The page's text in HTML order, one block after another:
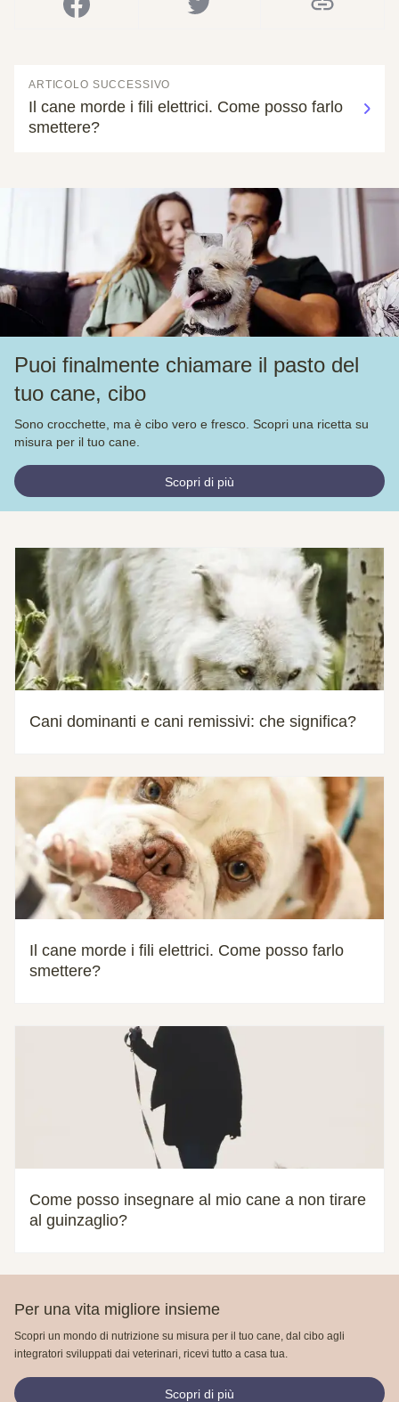
ARTICOLO SUCCESSIVO
Il cane morde i fili elettrici. Come posso farlo
smettere?
Puoi finalmente chiamare il pasto del
tuo cane, cibo
Sono crocchette, ma è cibo vero e fresco. Scopri una ricetta su
misura per il tuo cane.
Scopri di più
Cani dominanti e cani remissivi: che significa?
Il cane morde i fili elettrici. Come posso farlo
smettere?
Come posso insegnare al mio cane a non tirare
al guinzaglio?
Per una vita migliore insieme
Scopri un mondo di nutrizione su misura per il tuo cane, dal cibo agli
integratori sviluppati dai veterinari, ricevi tutto a casa tua.
Scopri di più